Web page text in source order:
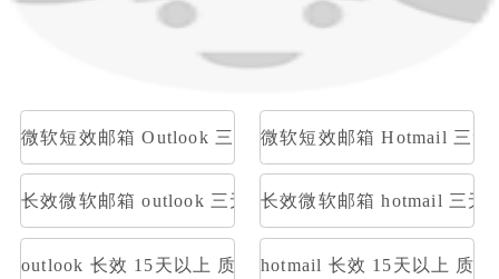
微软短效邮箱 Outlook 三无随机账号 随机密码
微软短效邮箱 Hotmail 三无
长效微软邮箱 outlook 三无随机账号 随机密码
长效微软邮箱 hotmail 三无
outlook 长效 15天以上 质保一周内首登hotmail 长效 15天以上 质